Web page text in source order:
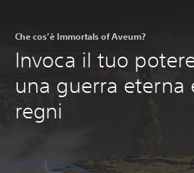
Che cos’è Immortals of Aveum?
Invoca il tuo
una guerra eterna
regni